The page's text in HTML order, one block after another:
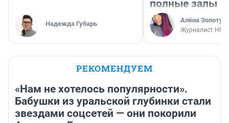
Надежда Губарь
полные залы
Алёна
Журналист НГС
РЕКОМЕНДУЕМ
«Нам не хотелось популярности».
Бабушки из уральской глубинки стали
звездами соцсетей — они покорили